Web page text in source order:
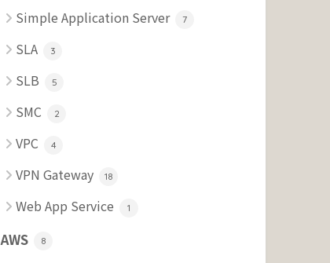
Simple Application Server 7
SLA 3
SLB 5
SMC 2
VPC 4
VPN Gateway 18
Web App Service 1
AWS 8